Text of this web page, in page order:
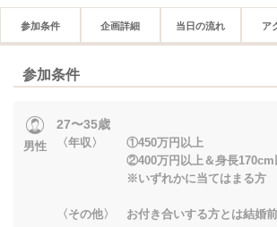
参加条件 企画詳細 当日の流れ ア
参加条件
男性
27〜35歳
〈年収〉 ①450万円以上
②400万円以上＆身長170cm
※いずれかに当てはまる方
〈その他〉 お付き合いする方とは結婚